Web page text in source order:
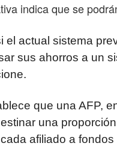
indica que se
el actual sistema
sus ahorros a un
que una AFP,
una
afiliado a